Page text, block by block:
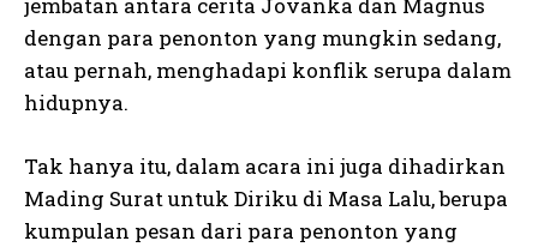
dengan para penonton yang mungkin sedang,
atau pernah, menghadapi konflik serupa dalam
hidupnya.
Tak hanya itu, dalam acara ini juga dihadirkan
Mading Surat untuk Diriku di Masa Lalu, berupa
kumpulan pesan dari para penonton yang